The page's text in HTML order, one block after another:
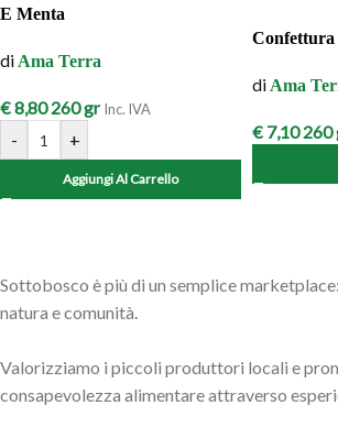
E Menta
di Ama Terra
€8,80 260 gr Inc. IVA
- +
Aggiungi Al Carrello
di Ama
€ 7,10 260
Sottobosco è più di un semplice
natura e comunità.
Valorizziamo i piccoli produttori locali e
consapevolezza alimentare attraverso